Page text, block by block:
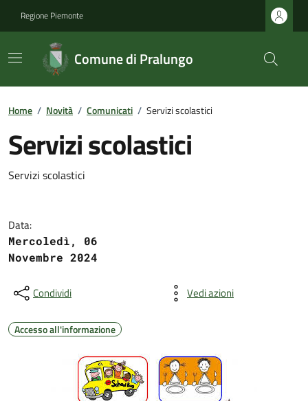
Regione Piemonte
Comune di Pralungo
Home / Novità / Comunicati / Servizi scolastici
Servizi scolastici
Servizi scolastici
Data:
Mercoledì, 06
Novembre 2024
Condividi Vedi azioni
Accesso all'informazione